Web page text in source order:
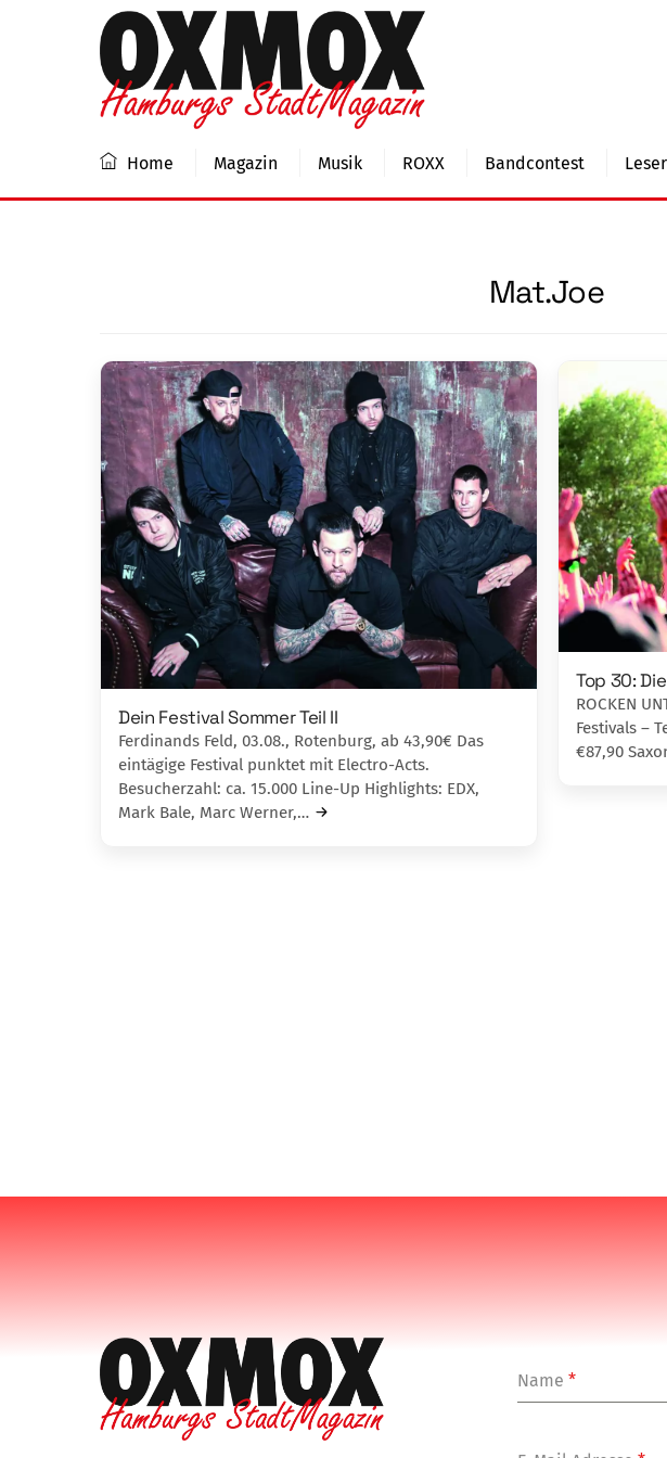
Home Magazin Musik ROXX Bandcontest Leser
Mat.Joe
Dein Festival Sommer Teil II
Ferdinands Feld, 03.08., Rotenburg, ab 43,90€ Das
eintägige Festival punktet mit Electro-Acts.
Besucherzahl: ca. 15.000 Line-Up Highlights: EDX,
Mark Bale, Marc Werner,…
Top 30:
ROCKEN
Festivals –
€87,90
Name*